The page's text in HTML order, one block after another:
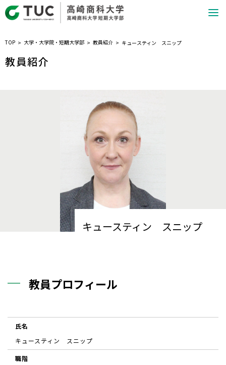
TOP 大学・大学院・短期大学部 教員紹介 キュースティン スニップ
教員紹介
キュースティン スニップ
教員プロフィール
氏名
キュースティン スニップ
職階